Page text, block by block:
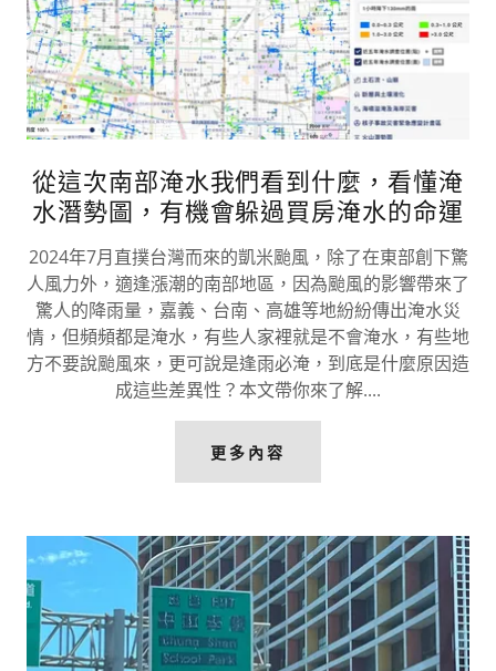
從這次南部淹水我們看到什麼，看懂淹
水潛勢圖，有機會躲過買房淹水的命運
2024年7月直撲台灣而來的凱米颱風，除了在東部創下驚
人風力外，適逢漲潮的南部地區，因為颱風的影響帶來了
驚人的降雨量，嘉義、台南、高雄等地紛紛傳出淹水災
情，但頻頻都是淹水，有些人家裡就是不會淹水，有些地
方不要說颱風來，更可說是逢雨必淹，到底是什麼原因造
成這些差異性？本文帶你來了解....
更多內容